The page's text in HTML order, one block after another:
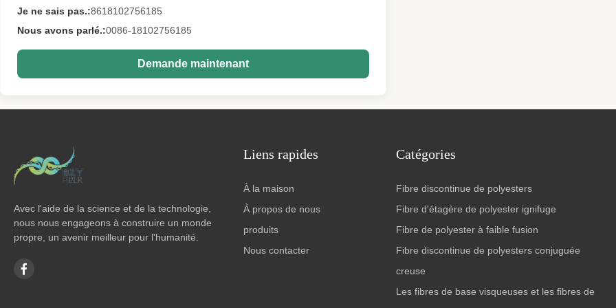
Je ne sais pas.:8618102756185
Nous avons parlé.:0086-18102756185
Demande maintenant
Avec l'aide de la science et de la technologie,
nous nous engageons à construire un monde
propre, un avenir meilleur pour l'humanité.
Liens rapides
À la maison
À propos de nous
produits
Nous contacter
Catégories
Fibre discontinue de polyesters
Fibre d'étagère de polyester ignifuge
Fibre de polyester à faible fusion
Fibre discontinue de polyesters conjuguée
creuse
Les fibres de base visqueuses et les fibres de